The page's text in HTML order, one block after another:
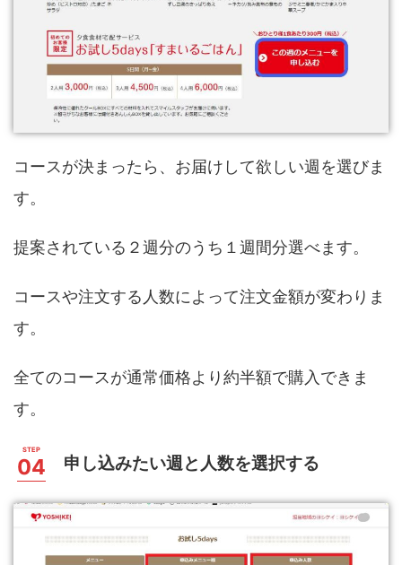
コースが決まったら、お届けして欲しい週を選びま
す。
提案されている２週分のうち１週間分選べます。
コースや注文する人数によって注文金額が変わりま
す。
全てのコースが通常価格より約半額で購入できま
す。
申し込みたい週と人数を選択する